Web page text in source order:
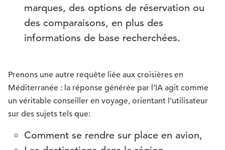
marques, des options de réservation ou
des comparaisons, en plus des
informations de base recherchées.
Prenons une autre requête liée aux croisières en
Méditerranée : la réponse générée par l’IA agit comme
un véritable conseiller en voyage, orientant l’utilisateur
sur des sujets tels que:
Comment se rendre sur place en avion,